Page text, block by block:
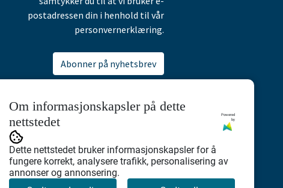
postadressen din i henhold til vår
personvernerklæring.
Abonner på nyhetsbrev
Om informasjonskapsler på dette
nettstedet
Powered
by
Dette nettstedet bruker informasjonskapsler for å
fungere korrekt, analysere trafikk, personalisering av
annonser og annonsering.